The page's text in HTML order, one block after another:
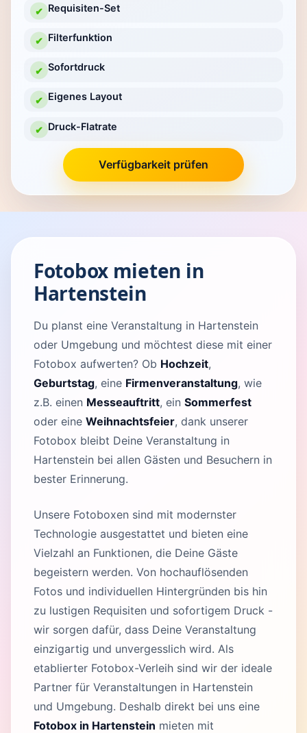
✔ Requisiten-Set
✔ Filterfunktion
✔ Sofortdruck
✔ Eigenes Layout
✔ Druck-Flatrate
Verfügbarkeit prüfen
Fotobox mieten in
Hartenstein
Du planst eine Veranstaltung in Hartenstein
oder Umgebung und möchtest diese mit einer
Fotobox aufwerten? Ob Hochzeit,
Geburtstag, eine Firmenveranstaltung, wie
z.B. einen Messeauftritt, ein Sommerfest
oder eine Weihnachtsfeier, dank unserer
Fotobox bleibt Deine Veranstaltung in
Hartenstein bei allen Gästen und Besuchern in
bester Erinnerung.
Unsere Fotoboxen sind mit modernster
Technologie ausgestattet und bieten eine
Vielzahl an Funktionen, die Deine Gäste
begeistern werden. Von hochauflösenden
Fotos und individuellen Hintergründen bis hin
zu lustigen Requisiten und sofortigem Druck -
wir sorgen dafür, dass Deine Veranstaltung
einzigartig und unvergesslich wird. Als
etablierter Fotobox-Verleih sind wir der ideale
Partner für Veranstaltungen in Hartenstein
und Umgebung. Deshalb direkt bei uns eine
Fotobox in Hartenstein mieten mit